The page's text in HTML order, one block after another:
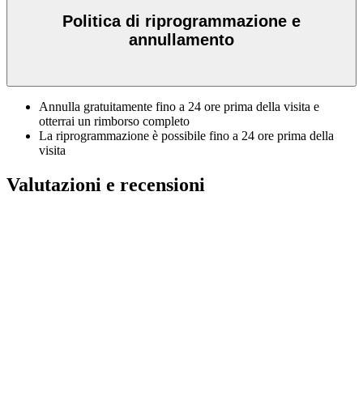
Politica di riprogrammazione e
annullamento
Annulla gratuitamente fino a 24 ore prima della visita e
otterrai un rimborso completo
La riprogrammazione è possibile fino a 24 ore prima della
visita
Valutazioni e recensioni